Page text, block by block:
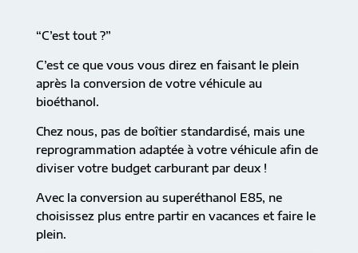
“C’est tout ?”
C’est ce que vous vous direz en faisant le plein
après la conversion de votre véhicule au
bioéthanol.
Chez nous, pas de boîtier standardisé, mais une
reprogrammation adaptée à votre véhicule afin de
diviser votre budget carburant par deux !
Avec la conversion au superéthanol E85, ne
choisissez plus entre partir en vacances et faire le
plein.